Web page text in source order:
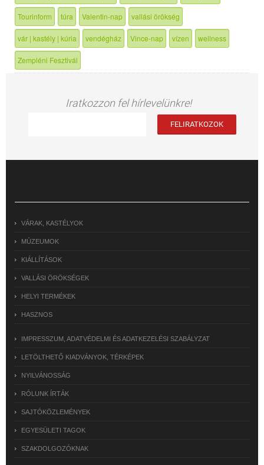
Tourinform túra Valentin-nap vallási örökség
vár | kastély | kúria vendégház Vince-nap vízen wellness
Zempléni Fesztivál
Iratkozzon fel hírlevelünkre!
VÁRAK, KASTÉLYOK
MÚZEUMOK
KIÁLLÍTÁSOK
VALLÁSI ÖRÖKSÉGEK
HELYI TERMÉKEK
HASZNOS
IMPRESSZUM, ADATVÉDELMI ÉS ADATKEZELÉSI SZABÁLYZAT
LETÖLTHETŐ KIADVÁNYOK, TÉRKÉPEK
NYILVÁNOSSÁG
RÓLUNK ÍRTÁK
SAJTÓKÖZLEMÉNYEK
EGYESÜLETI TAGOK
SZAKDOLGOZÓKNAK